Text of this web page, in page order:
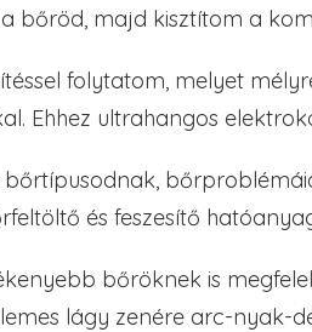
bőröd, majd kisztítom a
folytatom, melyet
Ehhez ultrahangos
bőrtípusodnak,
és feszesítő
bőröknek is
lágy zenére arc-nyak-